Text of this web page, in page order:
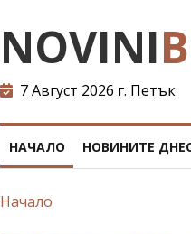
NOVINI
7 Август 2026 г. Петък
НАЧАЛО НОВИНИТЕ
Начало